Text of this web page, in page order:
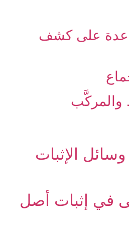
على‏ كشف
والمركَّب
الإثبات
‏في إثبات أصل